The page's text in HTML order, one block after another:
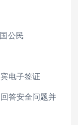
公民
电子签证
答安全问题并